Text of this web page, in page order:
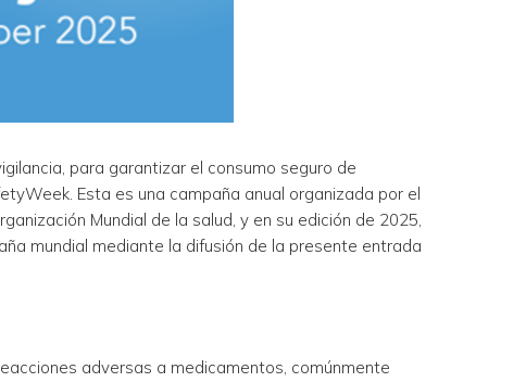
para garantizar el consumo seguro de
Esta es una campaña anual organizada por el
Mundial de la salud, y en su edición de 2025,
mundial mediante la difusión de la presente entrada
adversas a medicamentos, comúnmente